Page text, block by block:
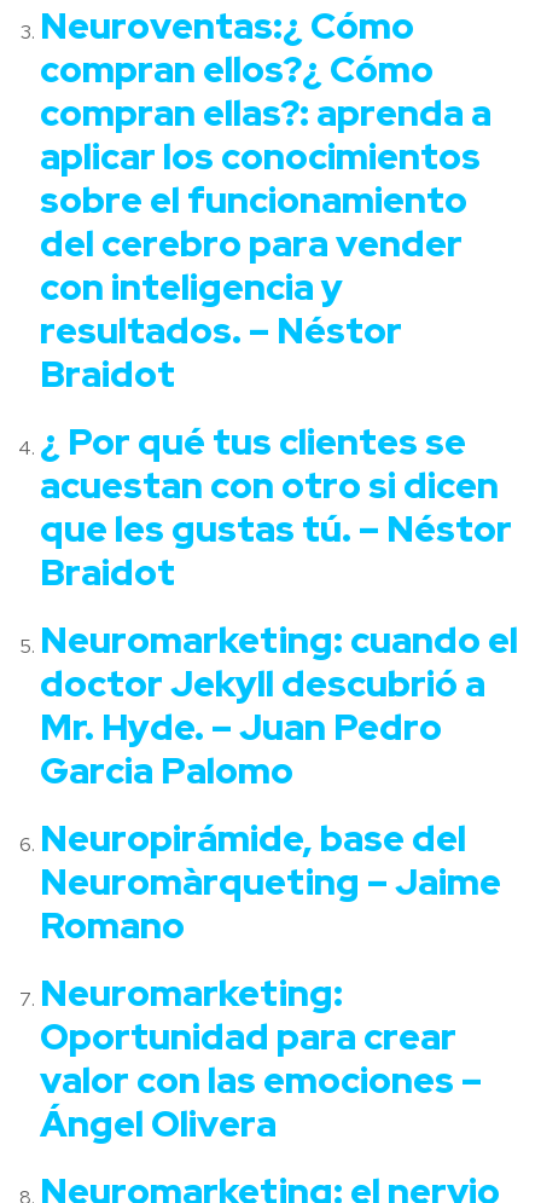
Neuroventas:¿ Cómo
compran ellos?¿ Cómo
compran ellas?: aprenda a
aplicar los conocimientos
sobre el funcionamiento
del cerebro para vender
con inteligencia y
resultados. – Néstor
Braidot
¿ Por qué tus clientes se
acuestan con otro si dicen
que les gustas tú. – Néstor
Braidot
Neuromarketing: cuando el
doctor Jekyll descubrió a
Mr. Hyde. – Juan Pedro
Garcia Palomo
Neuropirámide, base del
Neuromàrqueting – Jaime
Romano
Neuromarketing:
Oportunidad para crear
valor con las emociones –
Ángel Olivera
Neuromarketing: el nervio